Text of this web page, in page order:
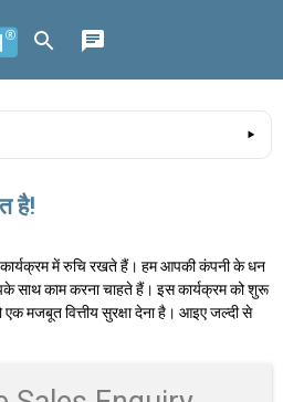
है!
में रुचि रखते हैं। हम आपकी कंपनी के धन
साथ काम करना चाहते हैं। इस कार्यक्रम को शुरू
एक मजबूत वित्तीय सुरक्षा देना है। आइए जल्दी से